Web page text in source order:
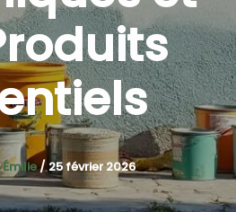
Émilie/25 février 2026